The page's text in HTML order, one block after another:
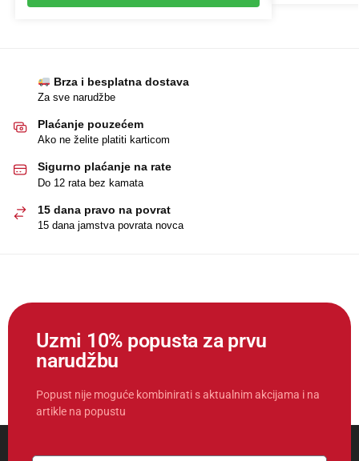
Brza i besplatna dostava
Za sve narudžbe
Plaćanje pouzećem
Ako ne želite platiti karticom
Sigurno plaćanje na rate
Do 12 rata bez kamata
15 dana pravo na povrat
15 dana jamstva povrata novca
Uzmi 10% popusta za prvu
narudžbu
Popust nije moguće kombinirati s aktualnim akcijama i na
artikle na popustu